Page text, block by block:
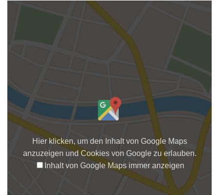
Hier klicken, um den Inhalt von Google Maps
anzuzeigen und Cookies von Google zu erlauben.
Inhalt von Google Maps immer anzeigen